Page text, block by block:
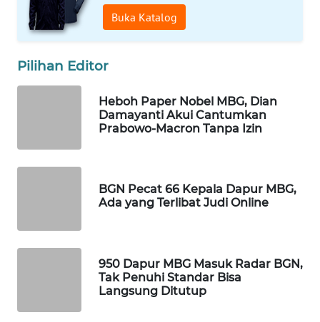
Buka Katalog
Pilihan Editor
Heboh Paper Nobel MBG, Dian
Damayanti Akui Cantumkan
Prabowo-Macron Tanpa Izin
BGN Pecat 66 Kepala Dapur MBG,
Ada yang Terlibat Judi Online
950 Dapur MBG Masuk Radar BGN,
Tak Penuhi Standar Bisa
Langsung Ditutup
LIKUPANG
WN
LABUANBAJO
Wahana
Media
WAHANA